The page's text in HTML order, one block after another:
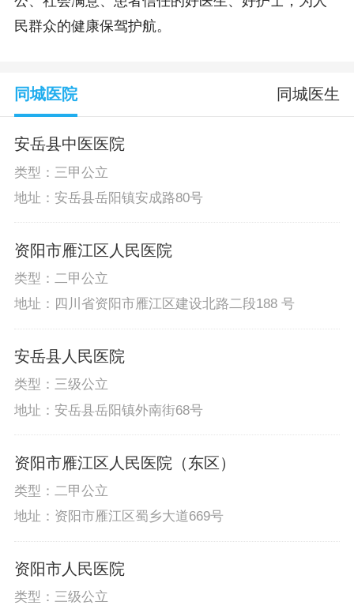
民群众的健康保驾护航。
同城医院 同城医生
安岳县中医医院
类型：三甲公立
地址：安岳县岳阳镇安成路80号
资阳市雁江区人民医院
类型：二甲公立
地址：四川省资阳市雁江区建设北路二段188 号
安岳县人民医院
类型：三级公立
地址：安岳县岳阳镇外南街68号
资阳市雁江区人民医院（东区）
类型：二甲公立
地址：资阳市雁江区蜀乡大道669号
资阳市人民医院
类型：三级公立